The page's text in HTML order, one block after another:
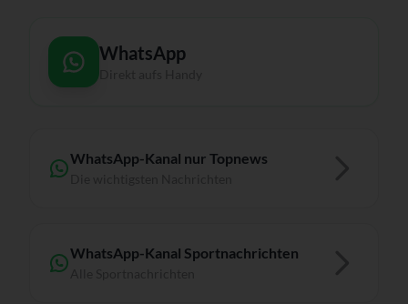
WhatsApp
WhatsApp-Kanal nur Topnews
WhatsApp-Kanal Sportnachrichten